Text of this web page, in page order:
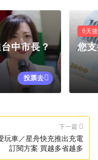
中市長？
投票去
6天
您
下一篇
玩車／星舟快充推出充電
訂閱方案 買越多省越多